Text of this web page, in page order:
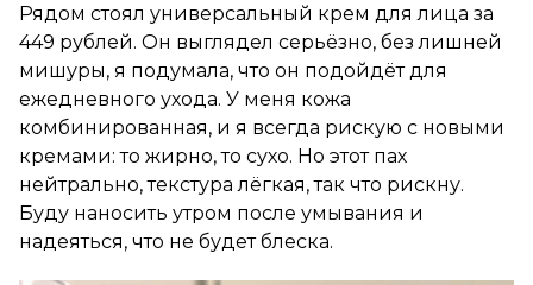
Рядом стоял универсальный крем для лица за
449 рублей. Он выглядел серьёзно, без лишней
мишуры, я подумала, что он подойдёт для
ежедневного ухода. У меня кожа
комбинированная, и я всегда рискую с новыми
кремами: то жирно, то сухо. Но этот пах
нейтрально, текстура лёгкая, так что рискну.
Буду наносить утром после умывания и
надеяться, что не будет блеска.